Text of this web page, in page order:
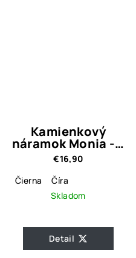
Kamienkový
náramok Monia - 3
farebné
prevedenia
€16,90
Čierna
Číra
Skladom
Detail